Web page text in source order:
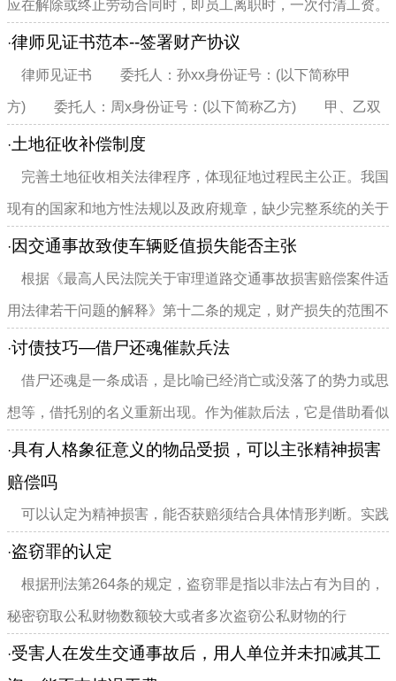
应在解除或终止劳动合同时，即员工离职时，一次付清工资。
需要说明的是，企业向离职...
·律师见证书范本--签署财产协议
律师见证书 委托人：孙xx身份证号：(以下简称甲
方) 委托人：周x身份证号：(以下简称乙方) 甲、乙双
方因财产问题达成协议，...
·土地征收补偿制度
完善土地征收相关法律程序，体现征地过程民主公正。我国
现有的国家和地方性法规以及政府规章，缺少完整系统的关于
土地征收程序的规定。程...
·因交通事故致使车辆贬值损失能否主张
根据《最高人民法院关于审理道路交通事故损害赔偿案件适
用法律若干问题的解释》第十二条的规定，财产损失的范围不
包括车辆贬值损失。道路...
·讨债技巧—借尸还魂催款兵法
借尸还魂是一条成语，是比喻已经消亡或没落了的势力或思
想等，借托别的名义重新出现。作为催款后法，它是借助看似
无用的东西发挥作用，从...
·具有人格象征意义的物品受损，可以主张精神损害
赔偿吗
可以认定为精神损害，能否获赔须结合具体情形判断。实践
中，经常出现一方以具有人格纪念意义的物品(如相片、手
镯、信件等)被另一方损害为...
·盗窃罪的认定
根据刑法第264条的规定，盗窃罪是指以非法占有为目的，
秘密窃取公私财物数额较大或者多次盗窃公私财物的行
为。 ...
·受害人在发生交通事故后，用人单位并未扣减其工